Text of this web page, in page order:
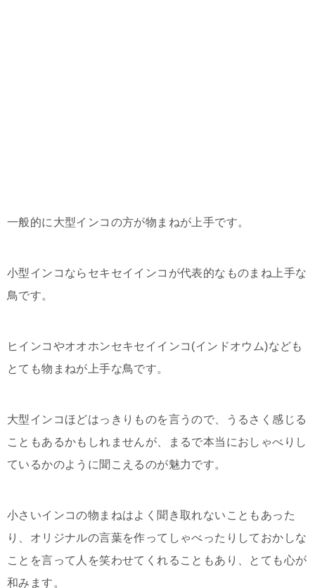
一般的に大型インコの方が物まねが上手です。
小型インコならセキセイインコが代表的なものまね上手な
鳥です。
ヒインコやオオホンセキセイインコ(インドオウム)なども
とても物まねが上手な鳥です。
大型インコほどはっきりものを言うので、うるさく感じる
こともあるかもしれませんが、まるで本当におしゃべりし
ているかのように聞こえるのが魅力です。
小さいインコの物まねはよく聞き取れないこともあった
り、オリジナルの言葉を作ってしゃべったりしておかしな
ことを言って人を笑わせてくれることもあり、とても心が
和みます。